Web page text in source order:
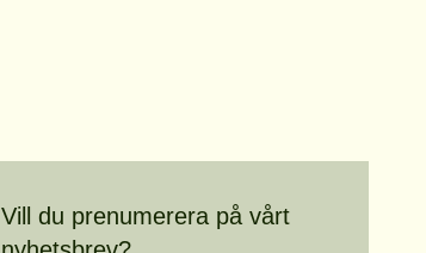
Vill du prenumerera på vårt